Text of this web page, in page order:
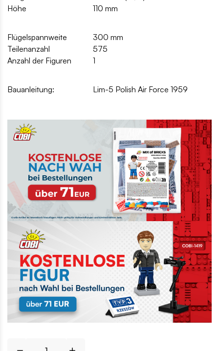
Höhe
110 mm
Flügelspannweite
300 mm
Teilenanzahl
575
Anzahl der Figuren
1
Bauanleitung: Lim-5 Polish Air Force 1959